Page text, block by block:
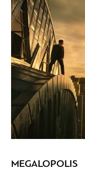
MEGALOPOLIS